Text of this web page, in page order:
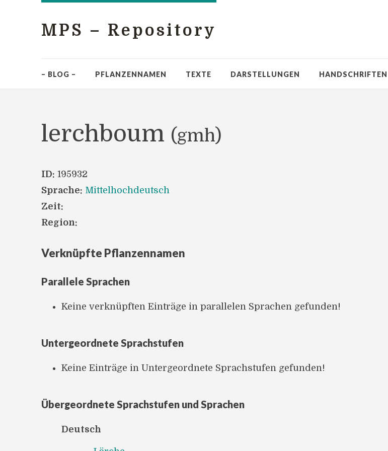
MPS – Repository
– BLOG – PFLANZENNAMEN TEXTE DARSTELLUNGEN HANDSCHRIFTEN
lerchboum (gmh)
ID: 195932
Sprache: Mittelhochdeutsch
Zeit:
Region:
Verknüpfte Pflanzennamen
Parallele Sprachen
Keine verknüpften Einträge in parallelen Sprachen gefunden!
Untergeordnete Sprachstufen
Keine Einträge in Untergeordnete Sprachstufen gefunden!
Übergeordnete Sprachstufen und Sprachen
Deutsch